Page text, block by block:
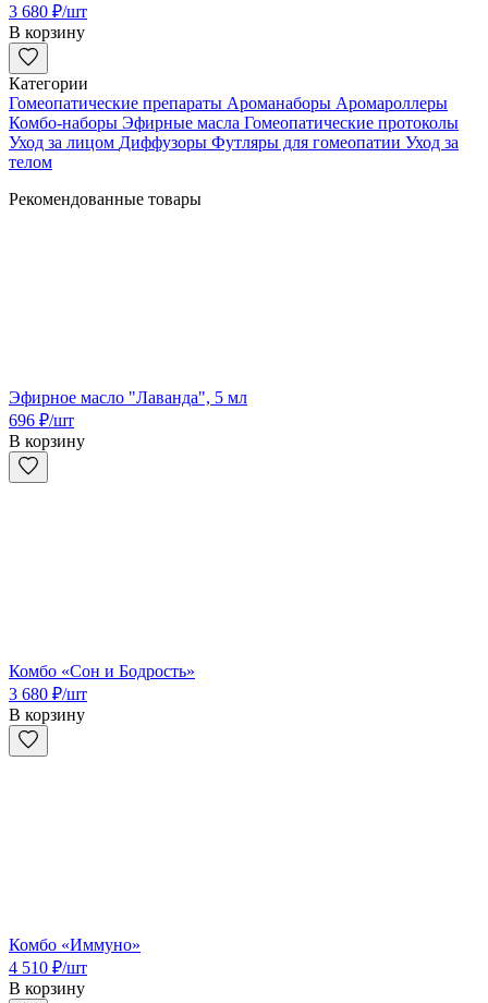
3 680 ₽/шт
В корзину
Категории
Гомеопатические препараты Ароманаборы Аромароллеры
Комбо-наборы Эфирные масла Гомеопатические протоколы
Уход за лицом Диффузоры Футляры для гомеопатии Уход за
телом
Рекомендованные товары
Эфирное масло "Лаванда", 5 мл
696 ₽/шт
В корзину
Комбо «Сон и Бодрость»
3 680 ₽/шт
В корзину
Комбо «Иммуно»
4 510 ₽/шт
В корзину